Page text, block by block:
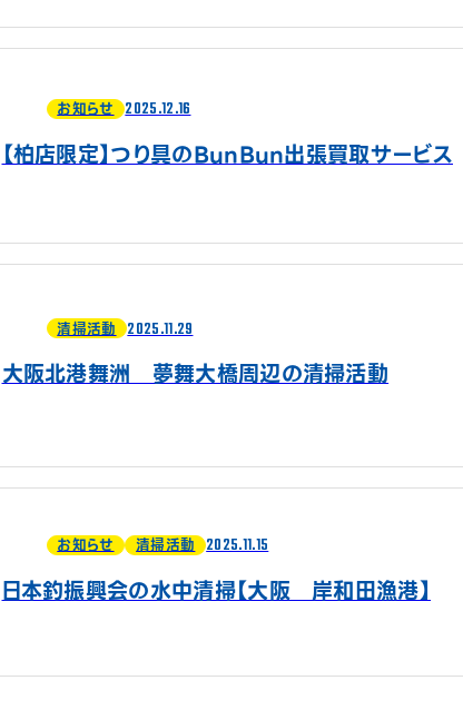
お知らせ 2025.12.16
【柏店限定】つり具のBunBun出張買取サービス
清掃活動 2025.11.29
大阪北港舞洲 夢舞大橋周辺の清掃活動
お知らせ 清掃活動 2025.11.15
日本釣振興会の水中清掃【大阪 岸和田漁港】